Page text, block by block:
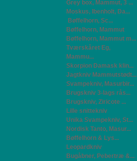
Grey box, Mammut, 3 ...
Moskus, Ibenholt, Da...
Bøffelhorn, Sc...
Bøffelhorn, Mammut
Bøffelhorn, Mammut m...
Tværskåret Eg,
Mammu...
Skorpion Damask klin...
Jagtkniv Mammutstødt...
Svampekniv, Masurbir...
Brugskniv 3-lags rås...
Brugskniv, Ziricote ...
Lille snittekniv
Unika Svampekniv, St...
Nordisk Tanto, Masur...
Bøffelhorn & Lys...
Leopardkniv
Bugåbner, Pebertræ &...